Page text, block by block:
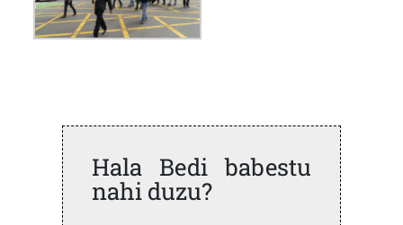
Hala Bedi babestu
nahi duzu?